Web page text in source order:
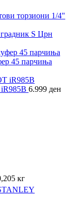
торзиони 1/4"
S Црн
45 парчиња
6.999 ден
кг